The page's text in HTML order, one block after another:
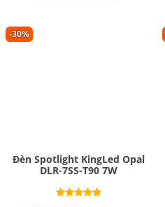
-30%
Đèn Spotlight KingLed Opal
DLR-7SS-T90 7W